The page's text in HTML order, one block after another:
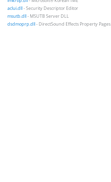
aclui.dll- Security Descriptor Editor
msutb.dll- MSUTB Server DLL
dsdmoprp.dll- DirectSound Effects Property Pages